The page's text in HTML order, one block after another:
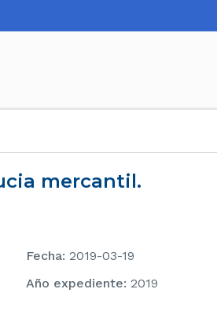
mercantil.
Fecha: 2019-03-19
Año expediente: 2019